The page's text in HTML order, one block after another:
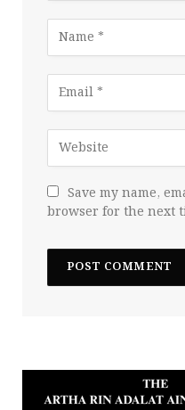
Save my name,
browser for the next